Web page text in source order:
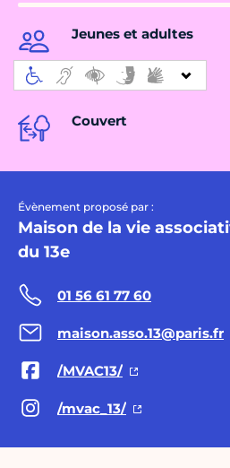
Jeunes et adultes
Couvert
Évènement proposé par :
Maison de la vie
du 13e
01 56 61 77 60
maison.asso.13@paris.fr
/MVAC13/
/mvac_13/